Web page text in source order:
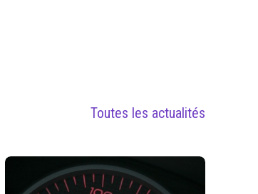
Toutes les actualités